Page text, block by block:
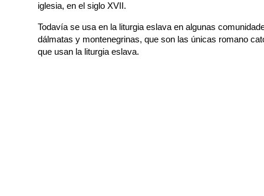
iglesia, en el siglo XVII.
Todavía se usa en la liturgia eslava en algunas
dálmatas y montenegrinas, que son las únicas romano
que usan la liturgia eslava.